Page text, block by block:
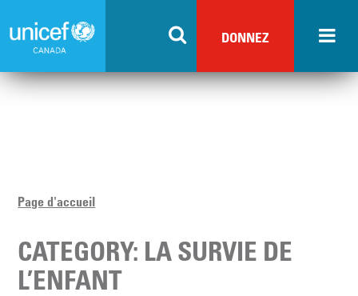
to
content
DONNEZ
Page d'accueil
CATEGORY: LA SURVIE DE
L’ENFANT